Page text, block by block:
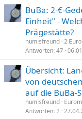
BuBa: 2-€-
Einheit" -
Prägestätte?
numisfreund 2
Antworten 47
Übersicht:
von
auf die BuBa-
numisfreund
Antworten 2